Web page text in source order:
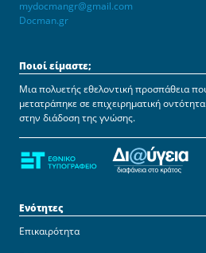
mydocmangr@gmail.com
Docman.gr
Ποιοί είμαστε;
Μια πολυετής εθελοντική προσπάθεια
μετατράπηκε σε επιχειρηματική
στην διάδοση της γνώσης.
Ενότητες
Επικαιρότητα